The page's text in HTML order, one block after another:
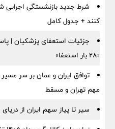
کنند + جدول کامل
جزئیات استعفای پزشکیان |
«۲۸ بار استعفا»
توافق ایران و عمان بر سر
مهم تهران و مسقط
سیر تا پیاز سهم ایران از